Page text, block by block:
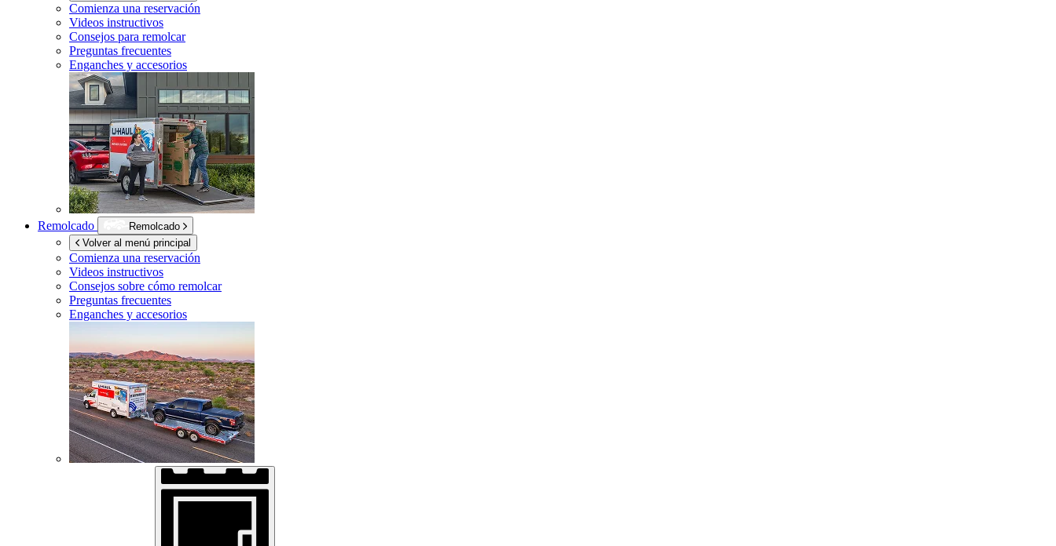
Comienza una reservación
Videos instructivos
Consejos para remolcar
Preguntas frecuentes
Enganches y accesorios
Remolcado
Remolcado
Volver al menú principal
Comienza una reservación
Videos instructivos
Consejos sobre cómo remolcar
Preguntas frecuentes
Enganches y accesorios